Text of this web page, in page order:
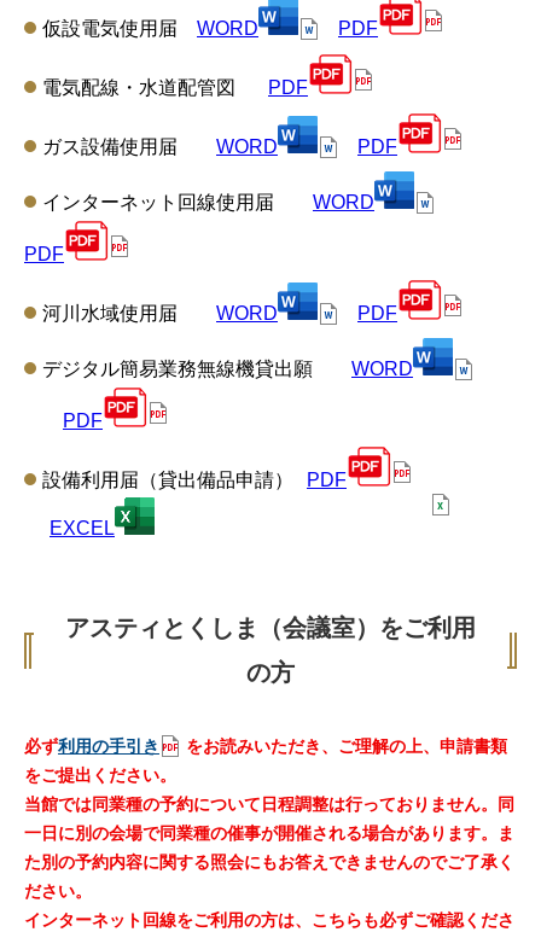
仮設電気使用届 WORD PDF
電気配線・水道配管図
PDF
ガス設備使用届 WORD PDF
インターネット回線使用届 WORD
PDF
河川水域使用届 WORD PDF
デジタル簡易業務無線機貸出願 WORD
PDF
設備利用届（貸出備品申請）
PDF
EXCEL
アスティとくしま（会議室）をご利用
の方
必ず利用の手引き
をお読みいただき、ご理解の上、申請書類
をご提出ください。
当館では同業種の予約について日程調整は行っておりません。同
一日に別の会場で同業種の催事が開催される場合があります。ま
た別の予約内容に関する照会にもお答えできませんのでご了承く
ださい。
インターネット回線をご利用の方は、こちらも必ずご確認くださ